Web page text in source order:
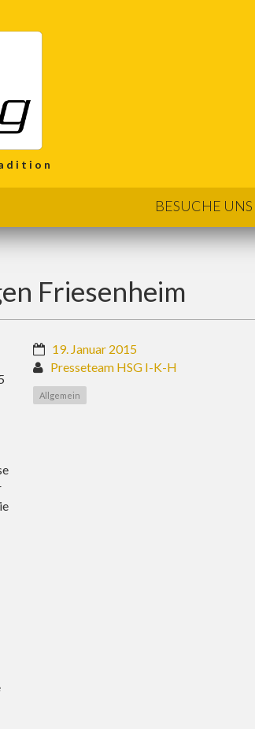
BESUCHE
Friesenheim
19. Januar 2015
Presseteam HSG I-K-H
Allgemein